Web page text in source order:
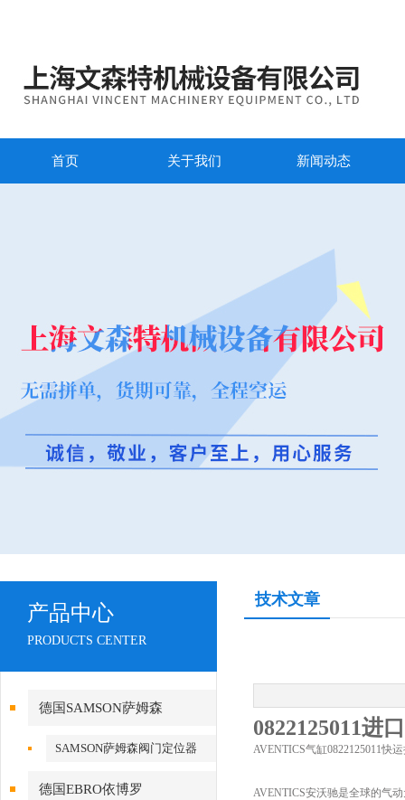
首页 关于我们 新闻动态
产品中心
PRODUCTS CENTER
德国SAMSON萨姆森
SAMSON萨姆森阀门定位器
德国EBRO依博罗
技术文章
0822125011进
AVENTICS气缸0822125011快
AVENTICS安沃驰是全球的气